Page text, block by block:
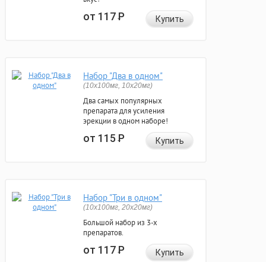
от 117Р Купить
Набор "Два в одном"
(10x100мг, 10x20мг)
Два самых популярных
препарата для усиления
эрекции в одном наборе!
от 115Р Купить
Набор "Три в одном"
(10x100мг, 20x20мг)
Большой набор из 3-х
препаратов.
от 117Р Купить